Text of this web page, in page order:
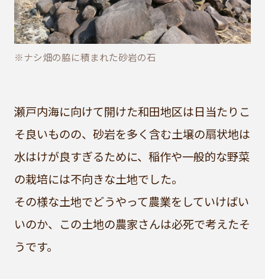
※ナシ畑の脇に積まれた砂岩の石
瀬戸内海に向けて開けた和田地区は日当たりこ
そ良いものの、砂岩を多く含む土壌の扇状地は
水はけが良すぎるために、稲作や一般的な野菜
の栽培には不向きな土地でした。
その様な土地でどうやって農業をしていけばい
いのか、この土地の農家さんは必死で考えたそ
うです。